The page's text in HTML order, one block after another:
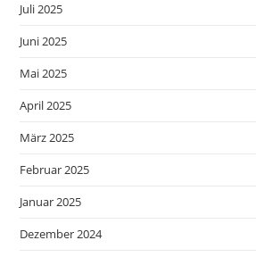
Juli 2025
Juni 2025
Mai 2025
April 2025
März 2025
Februar 2025
Januar 2025
Dezember 2024